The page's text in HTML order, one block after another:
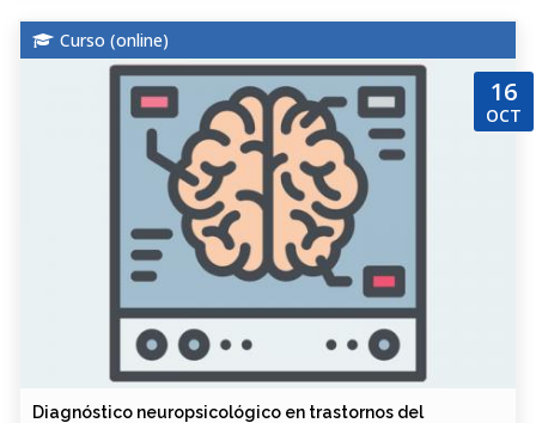
Curso (online)
16
OCT
Diagnóstico neuropsicológico en trastornos del